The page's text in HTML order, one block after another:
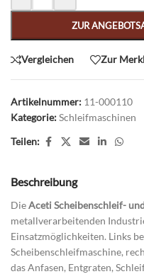
ZUR
Vergleichen Zur
Artikelnummer: 11-000110
Kategorie:Schleifmaschinen
Teilen:
Beschreibung
DieAceti Scheibenschleif-
metallverarbeitenden
Einsatzmöglichkeiten. Links
Scheibenschleifmaschine,
das Anfasen, Entgraten,